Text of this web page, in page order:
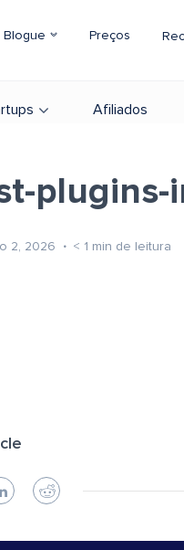
Blogue Preços
Afiliados
plugins-
2, 2026 < 1 min de leitura